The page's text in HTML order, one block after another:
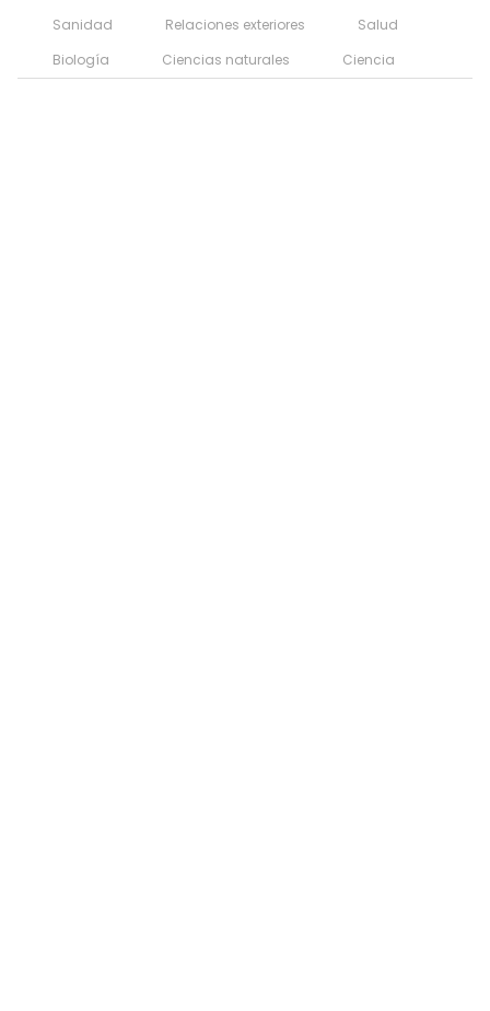
Sanidad
Relaciones exteriores
Salud
Biología
Ciencias naturales Ciencia